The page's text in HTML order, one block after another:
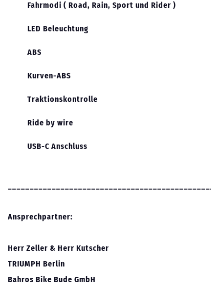
Fahrmodi ( Road, Rain, Sport und Rider )
LED Beleuchtung
ABS
Kurven-ABS
Traktionskontrolle
Ride by wire
USB-C Anschluss
Ansprechpartner:
Herr Zeller & Herr Kutscher
TRIUMPH Berlin
Bahros Bike Bude GmbH